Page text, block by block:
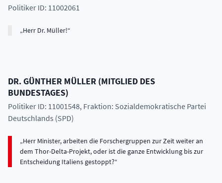
Politiker ID: 11002061
Herr Dr. Müller!
DR.GÜNTHER MÜLLER (MITGLIED DES
BUNDESTAGES)
Politiker ID: 11001548, Fraktion: Sozialdemokratische Partei
Deutschlands (SPD)
Herr Minister, arbeiten die Forschergruppen zur Zeit weiter an
dem Thor-Delta-Projekt, oder ist die ganze Entwicklung bis zur
Entscheidung Italiens gestoppt?